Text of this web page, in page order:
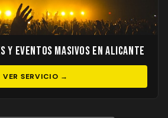
y Eventos Masivos en Alicante
VER SERVICIO →